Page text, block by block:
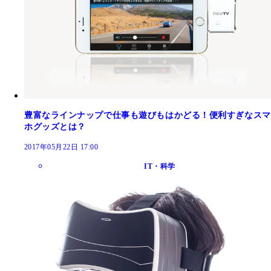
豊富なラインナップで仕事も遊びもはかどる！便利すぎなスマ
ホグッズとは？
2017年05月22日 17:00
IT・科学